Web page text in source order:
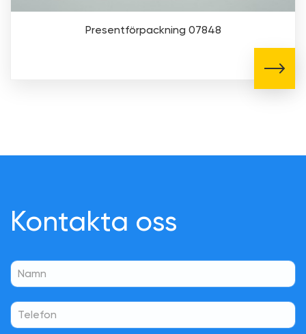
Presentförpackning 07848
Kontakta oss